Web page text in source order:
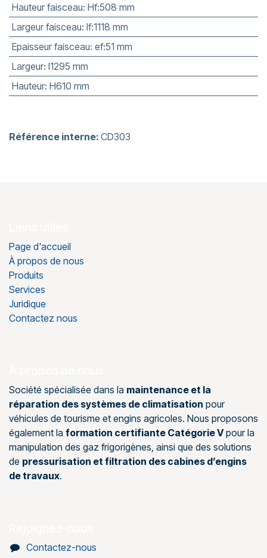
Hauteur faisceau: Hf:508 mm
Largeur faisceau: lf:1118 mm
Epaisseur faisceau: ef:51 mm
Largeur: l1295 mm
Hauteur: H610 mm
Référence interne: CD303
Page d'accueil
À propos de nous
Produits
Services
Juridique
Contactez nous
Société spécialisée dans la maintenance et la
réparation des systèmes de climatisation pour
véhicules de tourisme et engins agricoles. Nous proposons
également la formation certifiante Catégorie Vpour la
manipulation des gaz frigorigènes, ainsi que des solutions
de pressurisation et filtration des cabines d’engins
de travaux.
Contactez-nous